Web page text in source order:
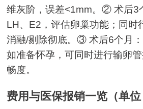
维灰阶，误差<1mm。② 术后3
LH、E2，评估卵巢功能；同时
消融/剔除彻底。③ 术后6个月：
如准备怀孕，可同时进行输卵
畅度。
费用与医保报销一览（单位